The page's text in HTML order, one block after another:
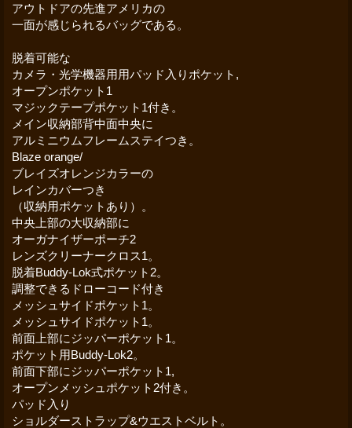
アウトドアの先進アメリカの
一面が感じられるバッグである。
脱着可能な
カメラ・光学機器用用パッド入りポケット,
オープンポケット1
マジックテープポケット1付き。
メイン収納部背中面中央に
アルミニウムフレームステイつき。
Blaze orange/
ブレイズオレンジカラーの
レインカバーつき
（収納用ポケットあり）。
中央上部の大収納部に
オーガナイザーポーチ2
レンズクリーナークロス1。
脱着Buddy-Lok式ポケット2。
調整できるドローコード付き
メッシュサイドポケット1。
メッシュサイドポケット1。
前面上部にジッパーポケット1。
ポケット用Buddy-Lok2。
前面下部にジッパーポケット1,
オープンメッシュポケット2付き。
パッド入り
ショルダーストラップ&ウエストベルト。